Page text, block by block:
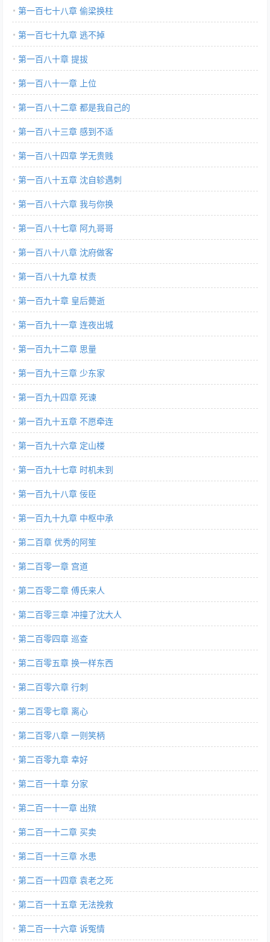
第一百七十八章 偷梁换柱
第一百七十九章 逃不掉
第一百八十章 提拔
第一百八十一章 上位
第一百八十二章 都是我自己的
第一百八十三章 感到不适
第一百八十四章 学无贵贱
第一百八十五章 沈自轸遇刺
第一百八十六章 我与你换
第一百八十七章 阿九哥哥
第一百八十八章 沈府做客
第一百八十九章 杖责
第一百九十章 皇后薨逝
第一百九十一章 连夜出城
第一百九十二章 思量
第一百九十三章 少东家
第一百九十四章 死谏
第一百九十五章 不愿牵连
第一百九十六章 定山楼
第一百九十七章 时机未到
第一百九十八章 佞臣
第一百九十九章 中枢中承
第二百章 优秀的阿笙
第二百零一章 宫道
第二百零二章 傅氏来人
第二百零三章 冲撞了沈大人
第二百零四章 巡查
第二百零五章 换一样东西
第二百零六章 行刺
第二百零七章 离心
第二百零八章 一则笑柄
第二百零九章 幸好
第二百一十章 分家
第二百一十一章 出殡
第二百一十二章 买卖
第二百一十三章 水患
第二百一十四章 袁老之死
第二百一十五章 无法挽救
第二百一十六章 诉冤情